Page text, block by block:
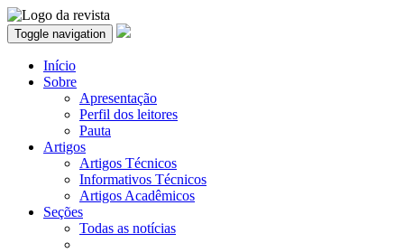
Toggle navigation
Início
Sobre
Apresentação
Perfil dos leitores
Pauta
Artigos
Artigos Técnicos
Informativos Técnicos
Artigos Acadêmicos
Seções
Todas as notícias